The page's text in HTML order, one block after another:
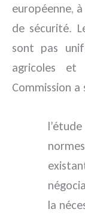
européenne,
de sécurité.
sont pas
agricoles
Commission
la